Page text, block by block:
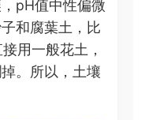
pH值中性偏微
和腐葉土，比
用一般花土，
。所以，土壤